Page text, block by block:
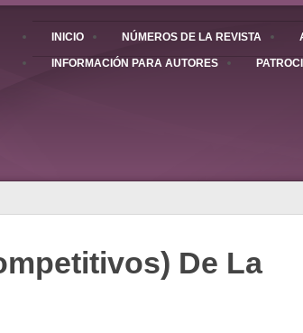
INICIO NÚMEROS DE LA REVISTA
INFORMACIÓN PARA AUTORES
De La